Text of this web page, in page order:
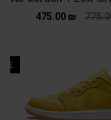
475.00 ₪